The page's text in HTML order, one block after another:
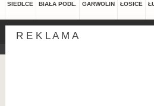
SIEDLCE BIAŁA PODL. GARWOLIN ŁOSICE
R E K L A M A